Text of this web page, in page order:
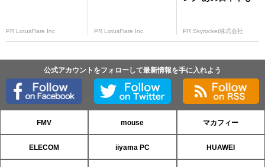
PR LotusFlare Inc PR LotusFlare Inc PR Skyrocket株式会社
公式アカウントをフォローして最新情報を手に入れよう
FMV mouse マカフィー
ELECOM iiyama PC HUAWEI